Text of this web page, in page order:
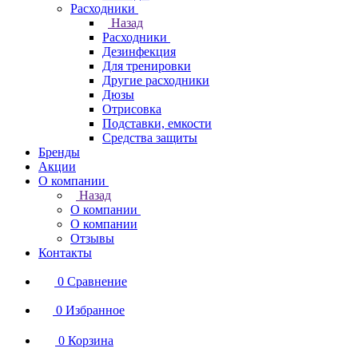
Расходники
Назад
Расходники
Дезинфекция
Для тренировки
Другие расходники
Дюзы
Отрисовка
Подставки, емкости
Средства защиты
Бренды
Акции
О компании
Назад
О компании
О компании
Отзывы
Контакты
0 Сравнение
0 Избранное
0 Корзина